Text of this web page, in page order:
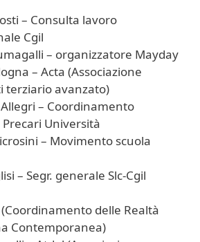
– Consulta lavoro
Cgil
– organizzatore Mayday
– Acta (Associazione
terziario avanzato)
– Coordinamento
Università
– Movimento scuola
– Segr. generale Slc-Cgil
(Coordinamento delle Realtà
Contemporanea)